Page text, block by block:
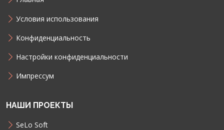
Условия использования
Конфиденциальность
Настройки конфиденциальности
Импрессум
НАШИ ПРОЕКТЫ
SeLo Soft